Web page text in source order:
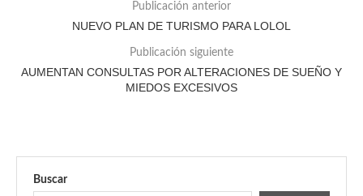
Publicación anterior
NUEVO PLAN DE TURISMO PARA LOLOL
Publicación siguiente
AUMENTAN CONSULTAS POR ALTERACIONES DE SUEÑO Y
MIEDOS EXCESIVOS
Buscar